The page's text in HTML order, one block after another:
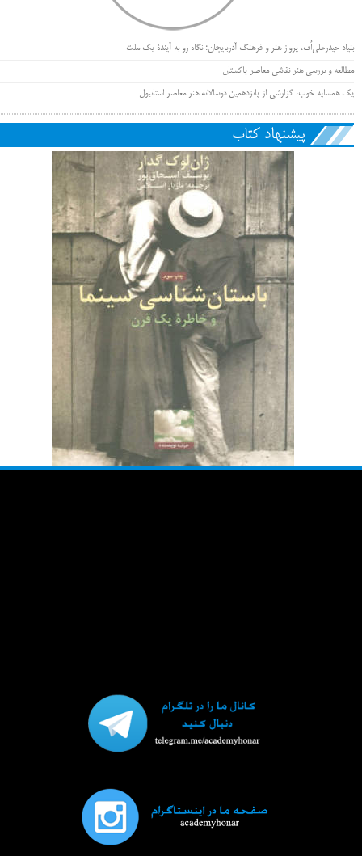
بنیاد حیدرعلی‌اُف، پرواز هنر و فرهنگ آذربایجان؛ نگاه رو به آیندۀ یک ملت
مطالعه و بررسی هنر نقاشی معاصر پاکستان
یک همسایه خوب، گزارشی از پانزدهمین دوسالانه هنر معاصر استانبول
پیشنهاد کتاب